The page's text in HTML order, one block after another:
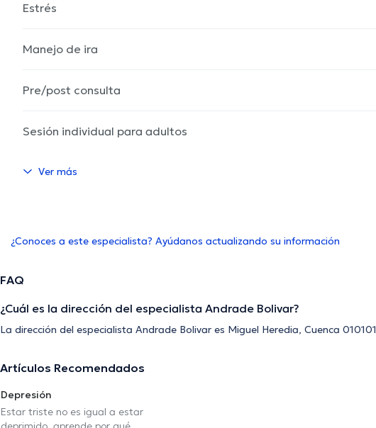
Estrés
Manejo de ira
Pre/post consulta
Sesión individual para adultos
Ver más
¿Conoces a este especialista? Ayúdanos actualizando su información
FAQ
¿Cuál es la dirección del especialista Andrade Bolivar?
La dirección del especialista Andrade Bolivar es Miguel Heredia, Cuenca
Artículos Recomendados
Depresión
Estar triste no es igual a estar